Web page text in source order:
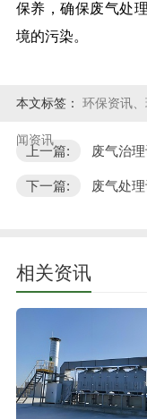
保养，确保废气处
境的污染。
本文标签： 环保资讯
闻资讯
上一篇: 废气治
下一篇: 废气处
相关资讯